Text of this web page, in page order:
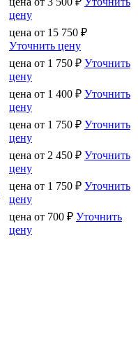
цену
цена от 15 750 ₽
Уточнить цену
цена от 1 750 ₽ Уточнить
цену
цена от 1 400 ₽ Уточнить
цену
цена от 1 750 ₽ Уточнить
цену
цена от 2 450 ₽ Уточнить
цену
цена от 1 750 ₽ Уточнить
цену
цена от 700 ₽ Уточнить
цену